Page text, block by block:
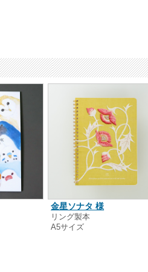
金星ソナタ 様
リング製本
A5サイズ